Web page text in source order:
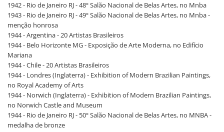
1942 - Rio de Janeiro RJ - 48º Salão Nacional de Belas Artes, no Mnba
1943 - Rio de Janeiro RJ - 49º Salão Nacional de Belas Artes, no Mnba -
menção honrosa
1944 - Argentina - 20 Artistas Brasileiros
1944 - Belo Horizonte MG - Exposição de Arte Moderna, no Edifício
Mariana
1944 - Chile - 20 Artistas Brasileiros
1944 - Londres (Inglaterra) - Exhibition of Modern Brazilian Paintings,
no Royal Academy of Arts
1944 - Norwich (Inglaterra) - Exhibition of Modern Brazilian Paintings,
no Norwich Castle and Museum
1944 - Rio de Janeiro RJ - 50º Salão Nacional de Belas Artes, no MNBA -
medalha de bronze